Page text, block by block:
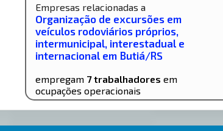
Empresas relacionadas a
Organização de excursões em
veículos rodoviários próprios,
intermunicipal, interestadual e
internacional em Butiá/RS
empregam 7 trabalhadores em
ocupações operacionais